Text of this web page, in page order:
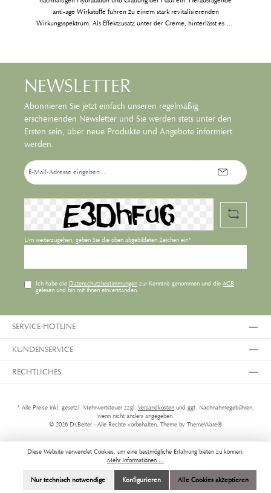
anti-age Wirkstoffe führen zu einem stark revitalisierenden
Wirkungsspektrum. Als Effektzusatz unter der Creme, hinterlässt es die
NEWSLETTER
Abonnieren Sie jetzt einfach unseren regelmäßig
erscheinenden Newsletter und Sie werden stets unter den
Ersten sein, über neue Produkte und Angebote informiert
werden.
E-
Mail-
Adresse*
Um weiterzugehen, geben Sie die oben abgebildeten Zeichen ein*
Ich habe die Datenschutzbestimmungenzur Kenntnis genommen und die AGB
gelesen und bin mit ihnen einverstanden.
SERVICE-HOTLINE
KUNDENSERVICE
RECHTLICHES
* Alle Preise inkl. gesetzl. Mehrwertsteuer zzgl. Versandkosten und ggf. Nachnahmegebühren,
wenn nicht anders angegeben.
© 2026 Dr.Belter - Alle Rechte vorbehalten. Theme by ThemeWare®
Diese Website verwendet Cookies, um eine bestmögliche Erfahrung bieten zu können.
Mehr Informationen ...
Nur technisch notwendige Konfigurieren Alle Cookies akzeptieren